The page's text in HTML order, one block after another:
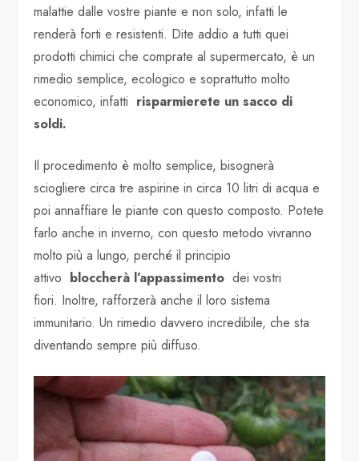
malattie dalle vostre piante e non solo, infatti le
renderà forti e resistenti. Dite addio a tutti quei
prodotti chimici che comprate al supermercato, è un
rimedio semplice, ecologico e soprattutto molto
economico, infatti risparmierete un sacco di
soldi.
Il procedimento è molto semplice, bisognerà
sciogliere circa tre aspirine in circa 10 litri di acqua e
poi annaffiare le piante con questo composto. Potete
farlo anche in inverno, con questo metodo vivranno
molto più a lungo, perché il principio
attivo bloccherà l’appassimento dei vostri
fiori. Inoltre, rafforzerà anche il loro sistema
immunitario. Un rimedio davvero incredibile, che sta
diventando sempre più diffuso.